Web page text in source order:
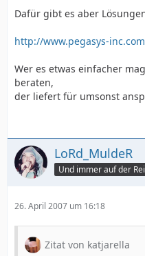
Dafür gibt es aber
http://www.pegasys-
Wer es etwas einfacher
beraten,
der liefert für umsonst
LoRd_MuldeR
Und immer auf der
26. April 2007 um 16:18
Zitat von katjarella